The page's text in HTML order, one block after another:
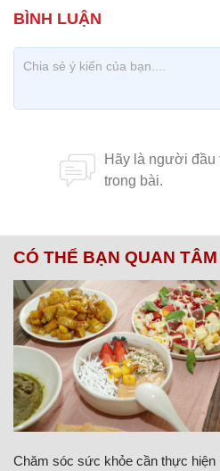
CÓ THỂ BẠN QUAN TÂM
Chăm sóc sức khỏe cần thực hiện